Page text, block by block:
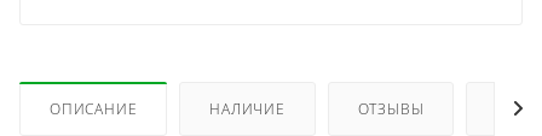
ОПИСАНИЕ НАЛИЧИЕ ОТЗЫВЫ КАК